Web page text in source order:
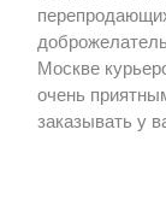
Москве
очень
заказывать у